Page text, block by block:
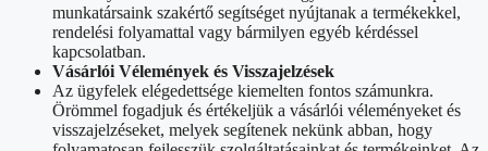
munkatársaink szakértő segítséget nyújtanak a termékekkel,
rendelési folyamattal vagy bármilyen egyéb kérdéssel
kapcsolatban.
Vásárlói Vélemények és Visszajelzések
Az ügyfelek elégedettsége kiemelten fontos számunkra.
Örömmel fogadjuk és értékeljük a vásárlói véleményeket és
visszajelzéseket, melyek segítenek nekünk abban, hogy